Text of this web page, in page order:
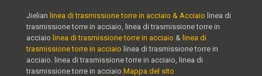
Jielian linea di trasmissione torre in acciaio & Acciaio linea di
trasmissione torre in acciaio, linea di trasmissione torre in
acciaio linea di trasmissione torre in acciaio & linea di
trasmissione torre in acciaio linea di trasmissione torre in
acciaio. linea di trasmissione torre in acciaio, linea di
trasmissione torre in acciaio. Mappa del sito